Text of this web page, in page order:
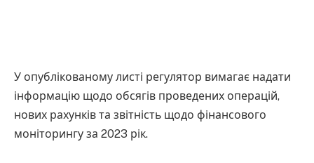
У опублікованому листі регулятор вимагає надати
інформацію щодо обсягів проведених операцій,
нових рахунків та звітність щодо фінансового
моніторингу за 2023 рік.